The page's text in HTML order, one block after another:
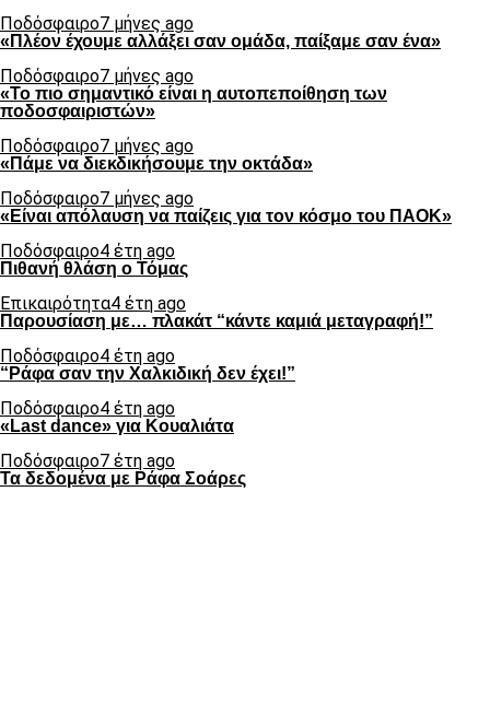
Ποδόσφαιρο7 μήνες ago
«Πλέον έχουμε αλλάξει σαν ομάδα, παίξαμε σαν ένα»
Ποδόσφαιρο7 μήνες ago
«Το πιο σημαντικό είναι η αυτοπεποίθηση των
ποδοσφαιριστών»
Ποδόσφαιρο7 μήνες ago
«Πάμε να διεκδικήσουμε την οκτάδα»
Ποδόσφαιρο7 μήνες ago
«Είναι απόλαυση να παίζεις για τον κόσμο του ΠΑΟΚ»
Ποδόσφαιρο4 έτη ago
Πιθανή θλάση ο Τόμας
Επικαιρότητα4 έτη ago
Παρουσίαση με… πλακάτ “κάντε καμιά μεταγραφή!”
Ποδόσφαιρο4 έτη ago
“Ράφα σαν την Χαλκιδική δεν έχει!”
Ποδόσφαιρο4 έτη ago
«Last dance» για Κουαλιάτα
Ποδόσφαιρο7 έτη ago
Τα δεδομένα με Ράφα Σοάρες